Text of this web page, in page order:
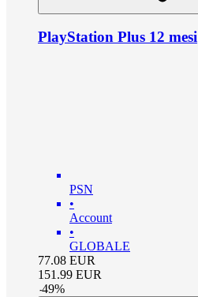
PlayStation Plus 12 mesi
PSN
•
Account
•
GLOBALE
77.08 EUR
151.99 EUR
-49%